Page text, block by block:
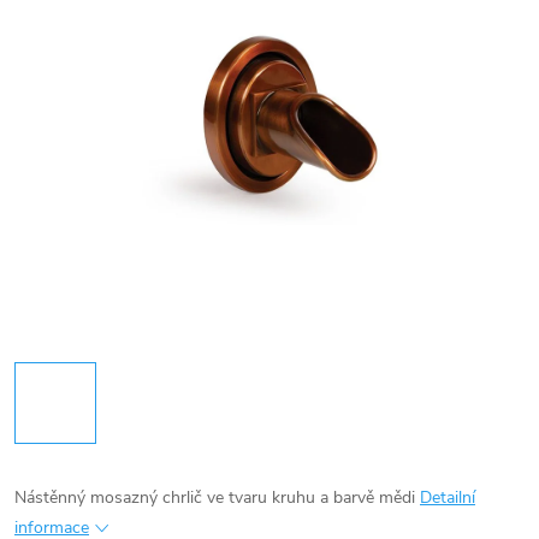
Nástěnný mosazný chrlič ve tvaru kruhu a barvě mědi Detailní
informace